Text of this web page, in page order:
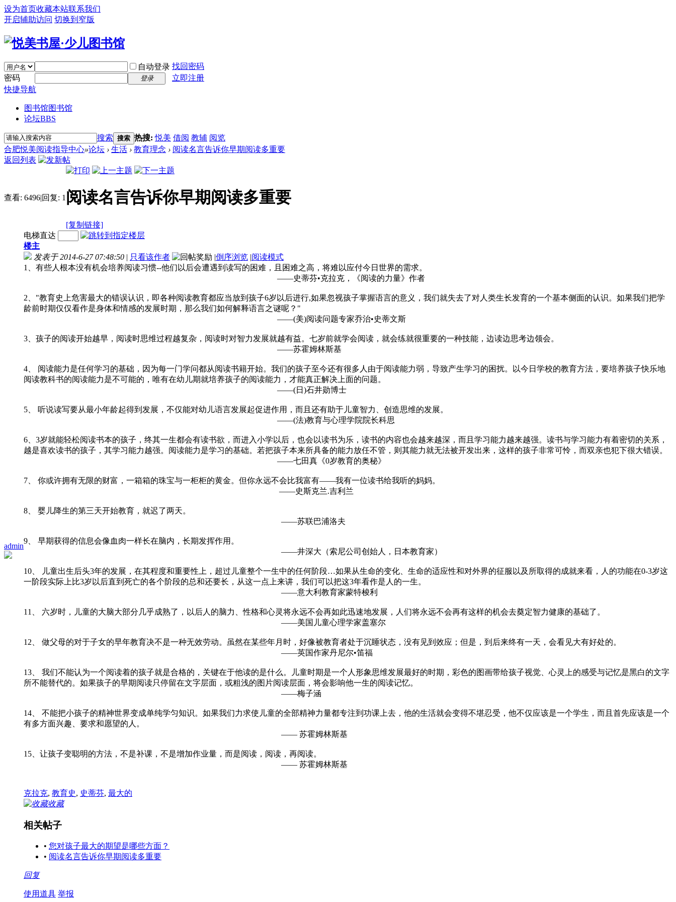
设为首页收藏本站联系我们
开启辅助访问 切换到窄版
自动登录 找回密码
密码
登录
立即注册
快捷导航
图书馆图书馆
论坛BBS
搜索 搜索 热搜:悦美 借阅 教辅 阅览
合肥悦美阅读指导中心»论坛 › 生活 › 教育理念 › 阅读名言告诉你早期阅读多重要
返回列表
查看: 6496|回复: 1 阅读名言告诉你早期阅读多重要
[复制链接]
admin
电梯直达
楼主
发表于 2014-6-27 07:48:50 | 只看该作者 |倒序浏览 |阅读模式
1、有些人根本没有机会培养阅读习惯--他们以后会遭遇到读写的困难，且困难之高，将难以应付今日世界的需求。
——史蒂芬•克拉克，《阅读的力量》作者
2、"教育史上危害最大的错误认识，即各种阅读教育都应当放到孩子6岁以后进行,如果忽视孩子掌握语言的意义，我们就失去了对人类生长发育的一个基本侧面的认识。如果我们把学
龄前时期仅仅看作是身体和情感的发展时期，那么我们如何解释语言之谜呢？"
——(美)阅读问题专家乔治•史蒂文斯
3、孩子的阅读开始越早，阅读时思维过程越复杂，阅读时对智力发展就越有益。七岁前就学会阅读，就会练就很重要的一种技能，边读边思考边领会。
——苏霍姆林斯基
4、 阅读能力是任何学习的基础，因为每一门学问都从阅读书籍开始。我们的孩子至今还有很多人由于阅读能力弱，导致产生学习的困扰。以今日学校的教育方法，要培养孩子快乐地
阅读教科书的阅读能力是不可能的，唯有在幼儿期就培养孩子的阅读能力，才能真正解决上面的问题。
——(日)石井勋博士
5、 听说读写要从最小年龄起得到发展，不仅能对幼儿语言发展起促进作用，而且还有助于儿童智力、创造思维的发展。
——(法)教育与心理学院院长科思
6、3岁就能轻松阅读书本的孩子，终其一生都会有读书欲，而进入小学以后，也会以读书为乐，读书的内容也会越来越深，而且学习能力越来越强。读书与学习能力有着密切的关系，
越是喜欢读书的孩子，其学习能力越强。阅读能力是学习的基础。若把孩子本来所具备的能力放任不管，则其能力就无法被开发出来，这样的孩子非常可怜，而双亲也犯下很大错误。
——七田真《0岁教育的奥秘》
7、 你或许拥有无限的财富，一箱箱的珠宝与一柜柜的黄金。但你永远不会比我富有——我有一位读书给我听的妈妈。
——史斯克兰.吉利兰
8、 婴儿降生的第三天开始教育，就迟了两天。
——苏联巴浦洛夫
9、 早期获得的信息会像血肉一样长在脑内，长期发挥作用。
——井深大（索尼公司创始人，日本教育家）
10、 儿童出生后头3年的发展，在其程度和重要性上，超过儿童整个一生中的任何阶段…如果从生命的变化、生命的适应性和对外界的征服以及所取得的成就来看，人的功能在0-3岁这
一阶段实际上比3岁以后直到死亡的各个阶段的总和还要长，从这一点上来讲，我们可以把这3年看作是人的一生。
——意大利教育家蒙特梭利
11、 六岁时，儿童的大脑大部分几乎成熟了，以后人的脑力、性格和心灵将永远不会再如此迅速地发展，人们将永远不会再有这样的机会去奠定智力健康的基础了。
——美国儿童心理学家盖塞尔
12、 做父母的对于子女的早年教育决不是一种无效劳动。虽然在某些年月时，好像被教育者处于沉睡状态，没有见到效应；但是，到后来终有一天，会看见大有好处的。
——英国作家丹尼尔•笛福
13、 我们不能认为一个阅读着的孩子就是合格的，关键在于他读的是什么。儿童时期是一个人形象思维发展最好的时期，彩色的图画带给孩子视觉、心灵上的感受与记忆是黑白的文字
所不能替代的。如果孩子的早期阅读只停留在文字层面，或粗浅的图片阅读层面，将会影响他一生的阅读记忆。
——梅子涵
14、 不能把小孩子的精神世界变成单纯学匀知识。如果我们力求使儿童的全部精神力量都专注到功课上去，他的生活就会变得不堪忍受，他不仅应该是一个学生，而且首先应该是一个
有多方面兴趣、要求和愿望的人。
—— 苏霍姆林斯基
15、让孩子变聪明的方法，不是补课，不是增加作业量，而是阅读，阅读，再阅读。
—— 苏霍姆林斯基
克拉克, 教育史, 史蒂芬, 最大的
收藏
相关帖子
• 您对孩子最大的期望是哪些方面？
• 阅读名言告诉你早期阅读多重要
回复
使用道具 举报